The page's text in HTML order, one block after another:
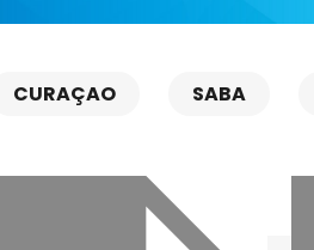
CURAÇAO SABA